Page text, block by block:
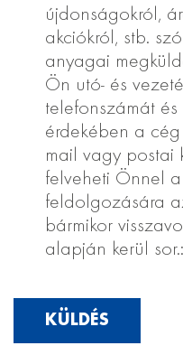
újdonságokról,
akciókról, stb.
anyagai
Ön utó- és
telefonszámát és
érdekében a
mail vagy postai
felveheti Önnel
feldolgozására
bármikor
alapján kerül sor.: